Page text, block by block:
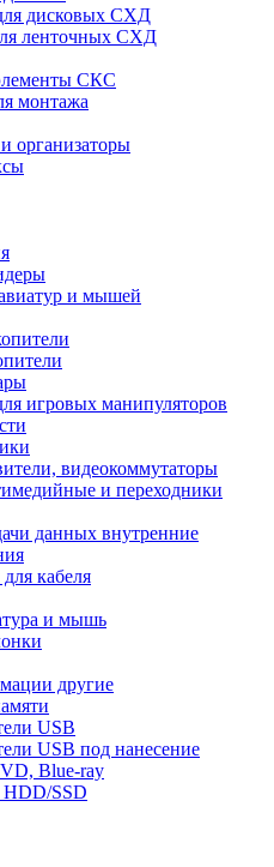
дисковых СХД
ленточных СХД
СКС
монтажа
организаторы
и мышей
игровых манипуляторов
видеокоммутаторы
и переходники
данных внутренние
кабеля
и мышь
другие
USB
USB под нанесение
Blue-ray
SSD